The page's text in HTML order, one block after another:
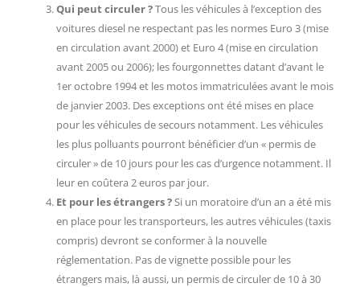
Qui peut circuler ?Tous les véhicules à l’exception des
voitures diesel ne respectant pas les normes Euro 3 (mise
en circulation avant 2000) et Euro 4 (mise en circulation
avant 2005 ou 2006); les fourgonnettes datant d’avant le
1er octobre 1994 et les motos immatriculées avant le mois
de janvier 2003. Des exceptions ont été mises en place
pour les véhicules de secours notamment. Les véhicules
les plus polluants pourront bénéficier d’un « permis de
circuler » de 10 jours pour les cas d’urgence notamment. Il
leur en coûtera 2 euros par jour.
Et pour les étrangers ?Si un moratoire d’un an a été mis
en place pour les transporteurs, les autres véhicules (taxis
compris) devront se conformer à la nouvelle
réglementation. Pas de vignette possible pour les
étrangers mais, là aussi, un permis de circuler de 10 à 30